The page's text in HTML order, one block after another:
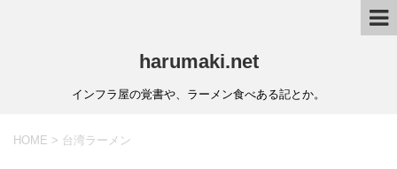
harumaki.net
インフラ屋の覚書や、ラーメン食べある記とか。
HOME > 台湾ラーメン